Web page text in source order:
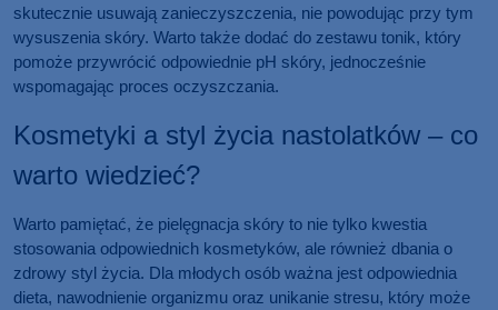
skutecznie usuwają zanieczyszczenia, nie powodując przy tym
wysuszenia skóry. Warto także dodać do zestawu tonik, który
pomoże przywrócić odpowiednie pH skóry, jednocześnie
wspomagając proces oczyszczania.
Kosmetyki a styl życia nastolatków – co
warto wiedzieć?
Warto pamiętać, że pielęgnacja skóry to nie tylko kwestia
stosowania odpowiednich kosmetyków, ale również dbania o
zdrowy styl życia. Dla młodych osób ważna jest odpowiednia
dieta, nawodnienie organizmu oraz unikanie stresu, który może